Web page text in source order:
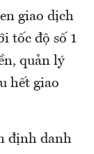
giao dịch
tốc độ số 1
quản lý
hết giao
định danh